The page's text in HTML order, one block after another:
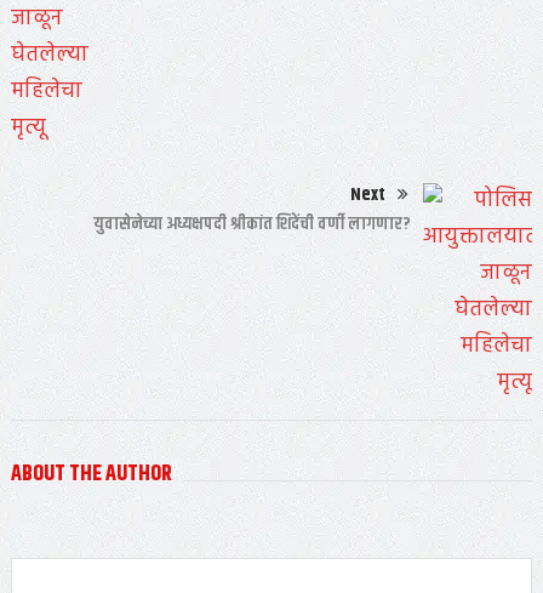
Next
युवासेनेच्या अध्यक्षपदी श्रीकांत शिंदेंची वर्णी लागणार?
ABOUT THE AUTHOR